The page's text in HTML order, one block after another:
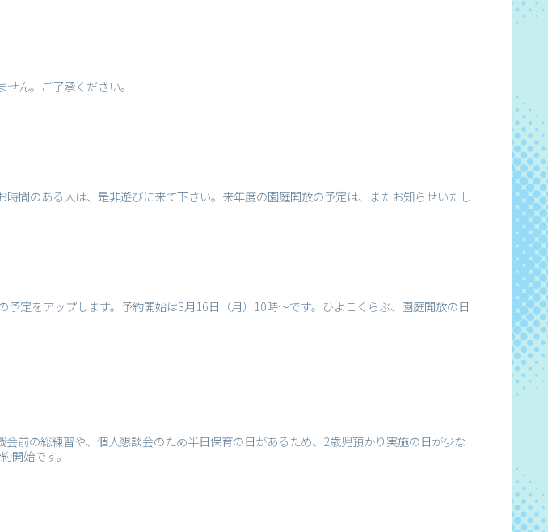
ん。ご了承ください。
間のある人は、是非遊びに来て下さい。来年度の園庭開放の予定は、またお知らせいたし
定をアップします。予約開始は3月16日（月）10時～です。ひよこくらぶ、園庭開放の日
前の総練習や、個人懇談会のため半日保育の日があるため、2歳児預かり実施の日が少な
開始です。